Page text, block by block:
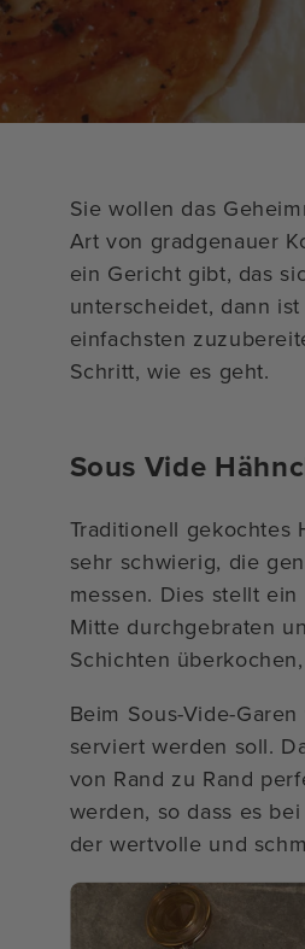
Sie wollen das
Art von gradgenauer
ein Gericht gibt, das
unterscheidet, dann
einfachsten
Schritt, wie es geht.
Sous Vide
Traditionell gekochtes
sehr schwierig, die
messen. Dies stellt
Mitte durchgebraten
Schichten
Beim Sous-Vide-
serviert werden soll.
von Rand zu Rand
werden, so dass es
der wertvolle und